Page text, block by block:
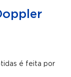
é feita por